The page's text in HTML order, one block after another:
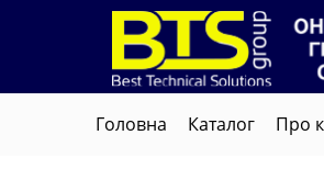
Головна Каталог Про